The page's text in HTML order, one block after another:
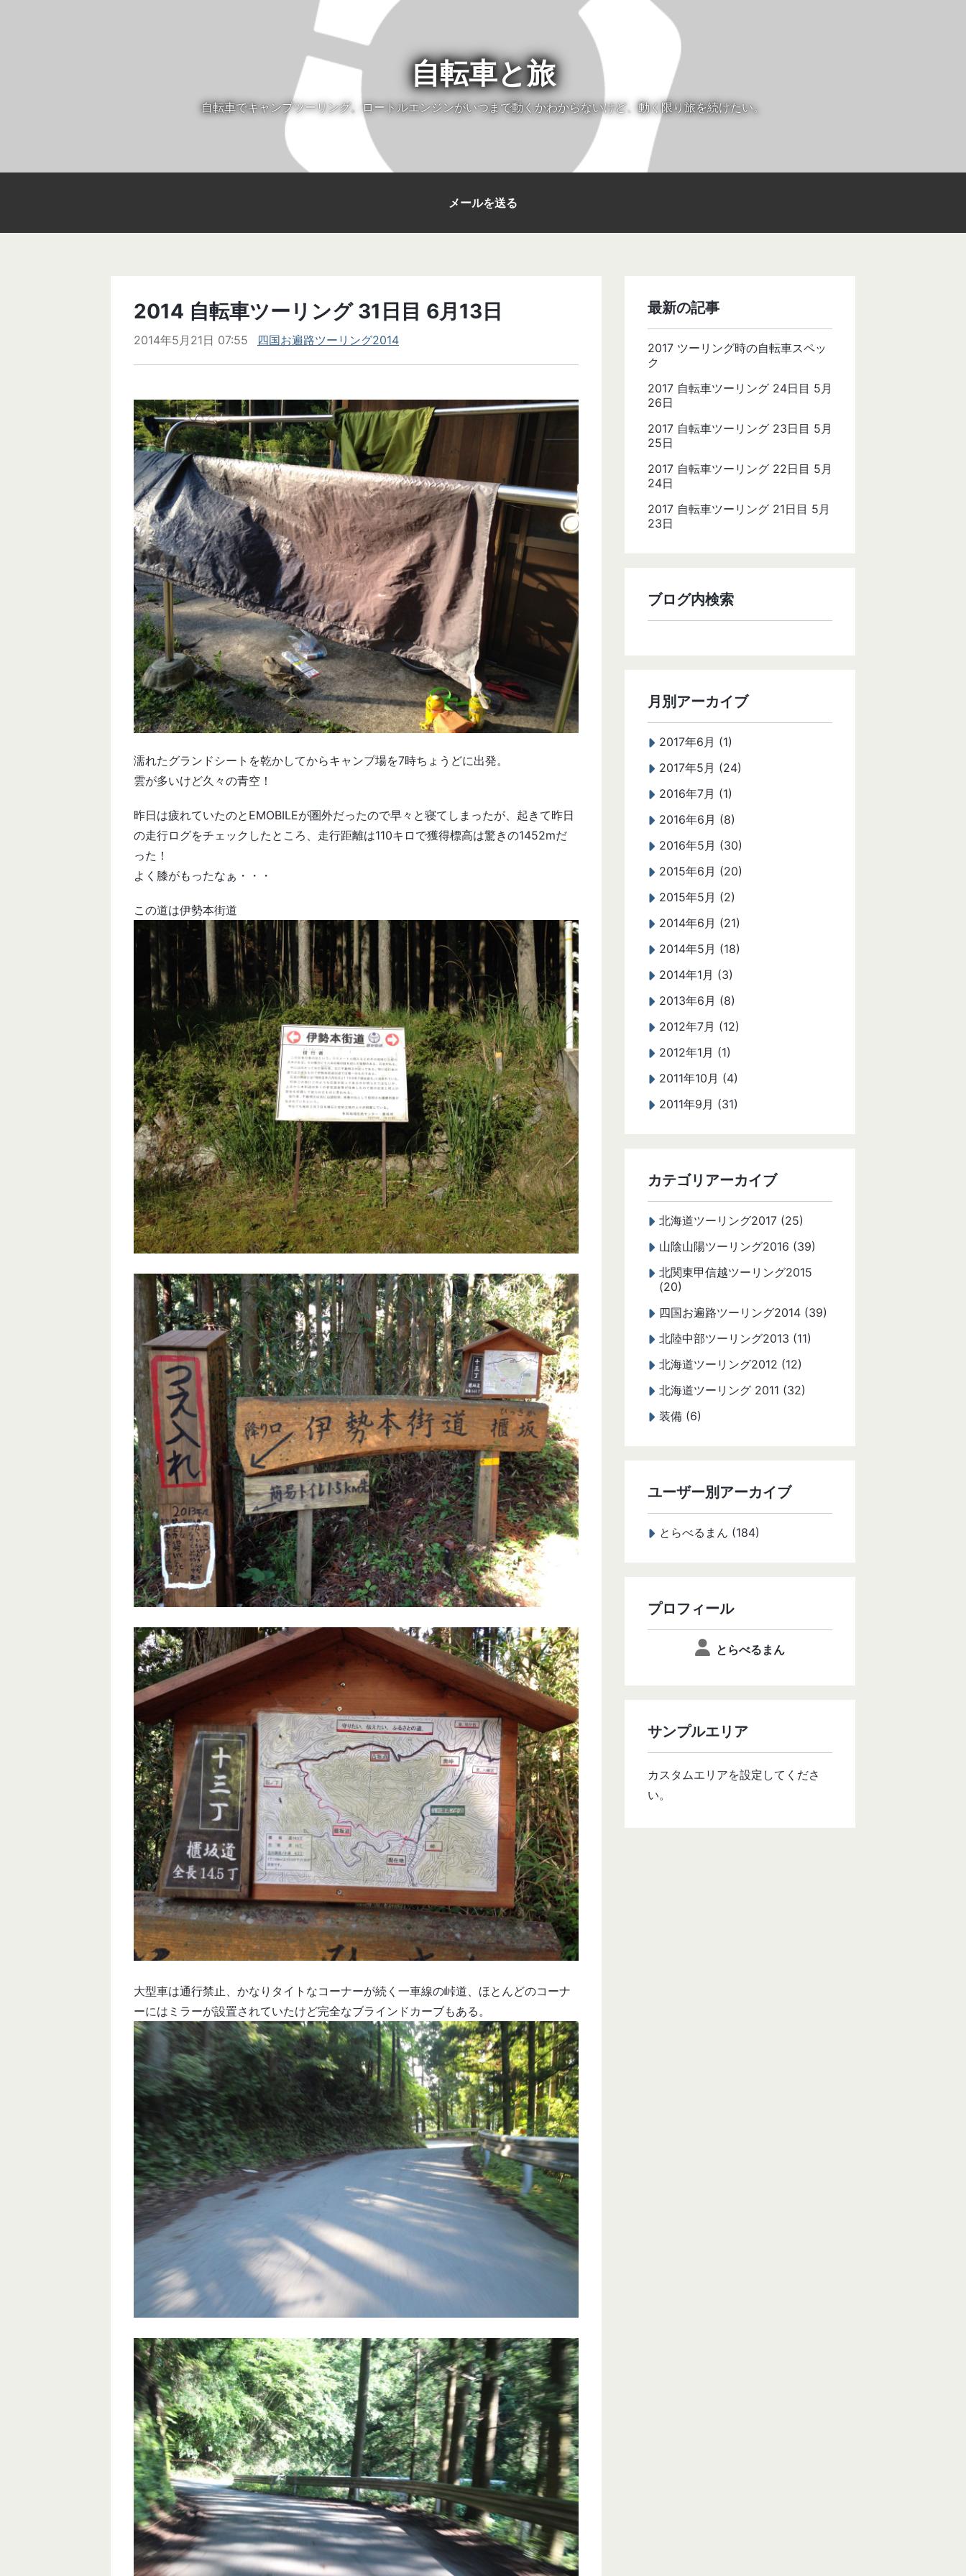
自転車と旅
自転車でキャンプツーリング。ロートルエンジンがいつまで動くかわからないけど、動く限り旅を続けたい。
メールを送る
2014 自転車ツーリング 31日目 6月13日
2014年5月21日 07:55 四国お遍路ツーリング2014
濡れたグランドシートを乾かしてからキャンプ場を7時ちょうどに出発。
雲が多いけど久々の青空！
昨日は疲れていたのとEMOBILEが圏外だったので早々と寝てしまったが、起きて昨日
の走行ログをチェックしたところ、走行距離は110キロで獲得標高は驚きの1452mだ
った！
よく膝がもったなぁ・・・
この道は伊勢本街道
大型車は通行禁止、かなりタイトなコーナーが続く一車線の峠道、ほとんどのコーナ
ーにはミラーが設置されていたけど完全なブラインドカーブもある。
最新の記事
2017 ツーリング時の自転車スペッ
ク
2017 自転車ツーリング 24日目 5月
26日
2017 自転車ツーリング 23日目 5月
25日
2017 自転車ツーリング 22日目 5月
24日
2017 自転車ツーリング 21日目 5月
23日
ブログ内検索
月別アーカイブ
2017年6月 (1)
2017年5月 (24)
2016年7月 (1)
2016年6月 (8)
2016年5月 (30)
2015年6月 (20)
2015年5月 (2)
2014年6月 (21)
2014年5月 (18)
2014年1月 (3)
2013年6月 (8)
2012年7月 (12)
2012年1月 (1)
2011年10月 (4)
2011年9月 (31)
カテゴリアーカイブ
北海道ツーリング2017 (25)
山陰山陽ツーリング2016 (39)
北関東甲信越ツーリング2015
(20)
四国お遍路ツーリング2014 (39)
北陸中部ツーリング2013 (11)
北海道ツーリング2012 (12)
北海道ツーリング 2011 (32)
装備 (6)
ユーザー別アーカイブ
とらべるまん (184)
プロフィール
とらべるまん
サンプルエリア
カスタムエリアを設定してくださ
い。